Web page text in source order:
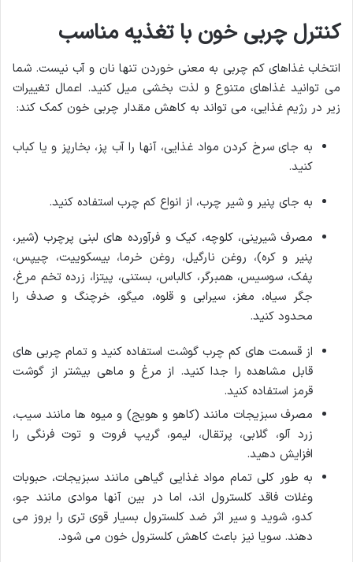
کنترل چربی خون با تغذیه مناسب
انتخاب غذاهای کم چربی به معنی خوردن تنها نان و آب نیست. شما
می توانید غذاهای متنوع و لذت بخشی میل کنید. اعمال تغییرات
زیر در رژیم غذایی، می تواند به کاهش مقدار چربی خون کمک کند:
به جای سرخ کردن مواد غذایی، آنها را آب پز، بخارپز و یا کباب
کنید.
به جای پنیر و شیر چرب، از انواع کم چرب استفاده کنید.
مصرف شیرینی، کلوچه، کیک و فرآورده های لبنی پرچرب (شیر،
پنیر و کره)، روغن نارگیل، روغن خرما، بیسکوییت، چیپس،
پفک، سوسیس، همبرگر، کالباس، بستنی، پیتزا، زرده تخم مرغ،
جگر سیاه، مغز، سیرابی و قلوه، میگو، خرچنگ و صدف را
محدود کنید.
از قسمت های کم چرب گوشت استفاده کنید و تمام چربی های
قابل مشاهده را جدا کنید. از مرغ و ماهی بیشتر از گوشت
قرمز استفاده کنید.
مصرف سبزیجات مانند (کاهو و هویج) و میوه ها مانند سیب،
زرد آلو، گلابی، پرتقال، لیمو، گریپ فروت و توت فرنگی را
افزایش دهید.
به طور کلی تمام مواد غذایی گیاهی مانند سبزیجات، حبوبات
وغلات فاقد کلسترول اند، اما در بین آنها موادی مانند جو،
کدو، شوید و سیر اثر ضد کلسترول بسیار قوی تری را بروز می
دهند. سویا نیز باعث کاهش کلسترول خون می شود.